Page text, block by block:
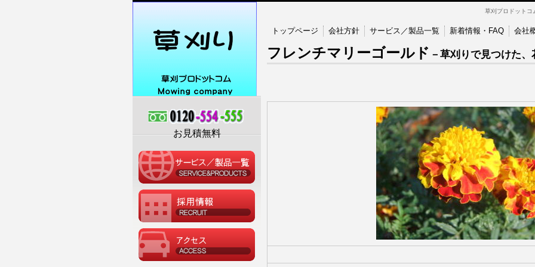
草刈プロドットコ
お見積無料
フレンチマリーゴールド －草刈りで見つけた
トップページ 会社方針 サービス／製品一覧 新着情報・FAQ 会社